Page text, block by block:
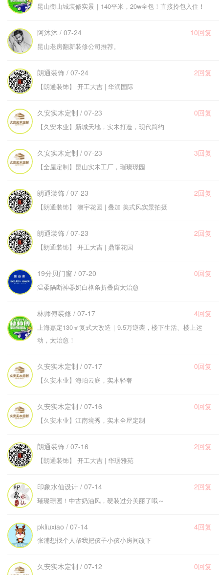
昆山衡山城装修实景｜140平米，20w全包！直接拎包入住！
阿沐沐 / 07-24 10回复
昆山老房翻新装修公司推荐。
朗通装饰 / 07-24 2回复
【朗通装饰】 开工大吉 | 华润国际
久安实木定制 / 07-23 0回复
【久安木业】新城天地，实木打造，现代简约
久安实木定制 / 07-23 3回复
【全屋定制】昆山实木工厂，璀璨璟园
朗通装饰 / 07-23 2回复
【朗通装饰】 澳宇花园 | 叠加 美式风实景拍摄
朗通装饰 / 07-23 2回复
【朗通装饰】 开工大吉 | 鼎耀花园
19分贝门窗 / 07-20 0回复
温柔隔断神器奶白格条折叠窗太治愈
林师傅装修 / 07-17 4回复
上海嘉定130㎡复式大改造｜9.5万逆袭，楼下生活、楼上运
动，太治愈！
久安实木定制 / 07-17 0回复
【久安木业】海珀云庭，实木轻奢
久安实木定制 / 07-16 0回复
【久安木业】江南境秀，实木全屋定制
朗通装饰 / 07-16 2回复
【朗通装饰】 开工大吉 | 华琚雅苑
印象水仙设计 / 07-14 2回复
璀璨璟园！中古奶油风，硬装过分美丽了哦～
pkliuxiao / 07-14 4回复
张浦想找个人帮我把孩子小孩小房间改下
久安实木定制 / 07-12 0回复